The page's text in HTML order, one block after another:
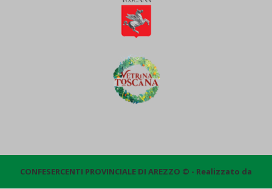
CONFESERCENTI PROVINCIALE DI AREZZO © - Realizzato da